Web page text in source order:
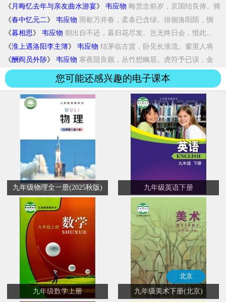
心与...
《 月晦忆去年与亲友曲水游宴》 韦应物 晦赏念前岁，京国结良俦。骑
出宣平里，饮对...
《春中忆元二 》 韦应物 雨歇万井春，柔条已含绿。徘徊洛阳陌，惆
怅...
《暮相思》 韦应物 朝出自不还，暮归花尽发。岂无终日会，惜此...
《淮上遇洛阳李主簿》 韦应物 结茅临古渡，卧见长淮流。窗里人将
老，门前...
《酬阎员外陟》 韦应物 寒夜阻良觌，丛竹想幽居。虎符予已误，金
丹...
您可能还感兴趣的电子课本
九年级物理全一册(2025秋版) 九年级英语下册
九年级数学上册
北京
九年级美术下册(北京)